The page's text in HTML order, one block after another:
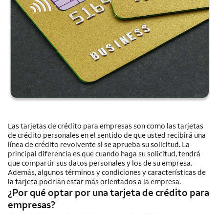
Las tarjetas de crédito para empresas son como las tarjetas
de crédito personales en el sentido de que usted recibirá una
línea de crédito revolvente si se aprueba su solicitud. La
principal diferencia es que cuando haga su solicitud, tendrá
que compartir sus datos personales y los de su empresa.
Además, algunos términos y condiciones y características de
la tarjeta podrían estar más orientados a la empresa.
¿Por qué optar por una tarjeta de crédito para
empresas?